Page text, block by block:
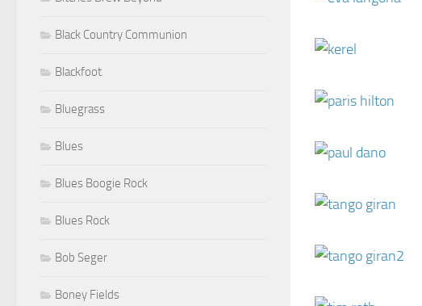
Black Country Communion
Blackfoot
Bluegrass
Blues
Blues Boogie Rock
Blues Rock
Bob Seger
Boney Fields